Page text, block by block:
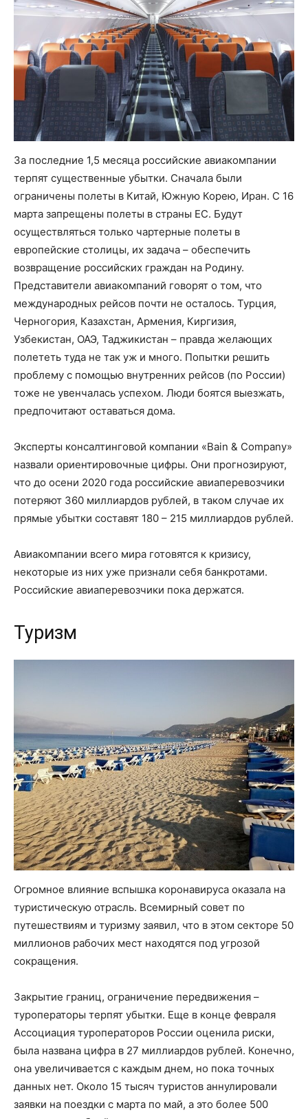
За последние 1,5 месяца российские авиакомпании
терпят существенные убытки. Сначала были
ограничены полеты в Китай, Южную Корею, Иран. С 16
марта запрещены полеты в страны ЕС. Будут
осуществляться только чартерные полеты в
европейские столицы, их задача – обеспечить
возвращение российских граждан на Родину.
Представители авиакомпаний говорят о том, что
международных рейсов почти не осталось. Турция,
Черногория, Казахстан, Армения, Киргизия,
Узбекистан, ОАЭ, Таджикистан – правда желающих
полететь туда не так уж и много. Попытки решить
проблему с помощью внутренних рейсов (по России)
тоже не увенчалась успехом. Люди боятся выезжать,
предпочитают оставаться дома.
Эксперты консалтинговой компании «Bain & Company»
назвали ориентировочные цифры. Они прогнозируют,
что до осени 2020 года российские авиаперевозчики
потеряют 360 миллиардов рублей, в таком случае их
прямые убытки составят 180 – 215 миллиардов рублей.
Авиакомпании всего мира готовятся к кризису,
некоторые из них уже признали себя банкротами.
Российские авиаперевозчики пока держатся.
Туризм
Огромное влияние вспышка коронавируса оказала на
туристическую отрасль. Всемирный совет по
путешествиям и туризму заявил, что в этом секторе 50
миллионов рабочих мест находятся под угрозой
сокращения.
Закрытие границ, ограничение передвижения –
туроператоры терпят убытки. Еще в конце февраля
Ассоциация туроператоров России оценила риски,
была названа цифра в 27 миллиардов рублей. Конечно,
она увеличивается с каждым днем, но пока точных
данных нет. Около 15 тысяч туристов аннулировали
заявки на поездки с марта по май, а это более 500